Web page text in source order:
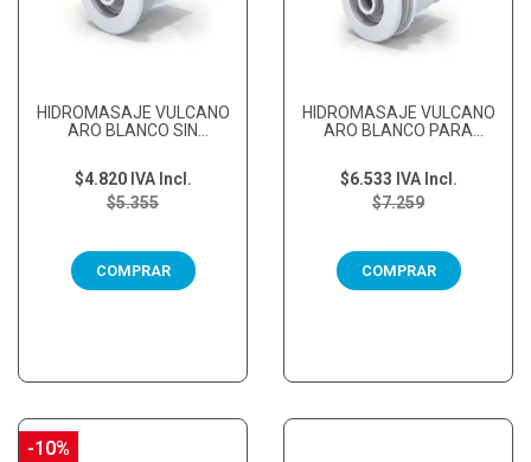
HIDROMASAJE VULCANO
ARO BLANCO SIN
$5.355
$4.820 IVA Incl.
COMPRAR
HIDROMASAJE VULCANO
ARO BLANCO PARA
$7.259
$6.533 IVA Incl.
COMPRAR
-10%